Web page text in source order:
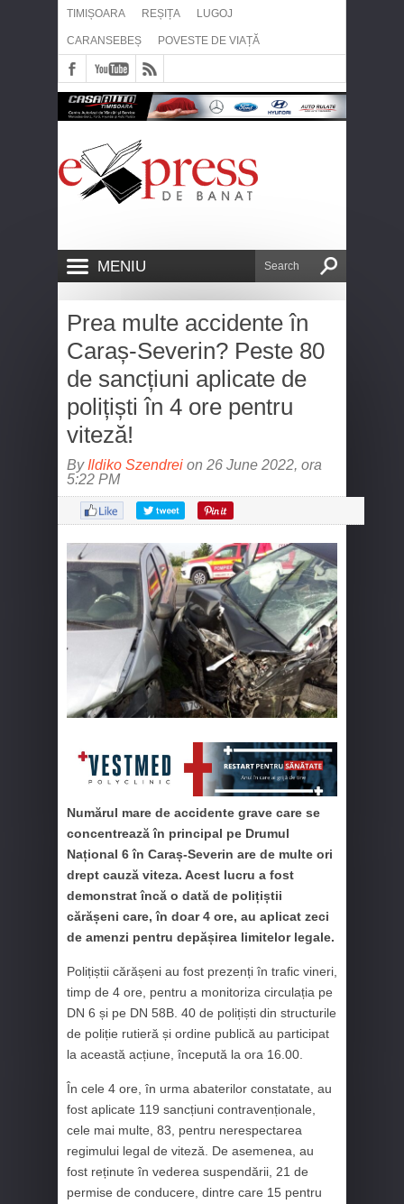
TIMIȘOARA REȘIȚA LUGOJ
CARANSEBEȘ POVESTE DE VIAȚĂ
MENIU
Prea multe accidente în
Caraș-Severin? Peste 80
de sancțiuni aplicate de
polițiști în 4 ore pentru
viteză!
By Ildiko Szendrei on 26 June 2022, ora
5:22 PM
Numărul mare de accidente grave care se
concentrează în principal pe Drumul
Național 6 în Caraș-Severin are de multe ori
drept cauză viteza. Acest lucru a fost
demonstrat încă o dată de polițiștii
cărășeni care, în doar 4 ore, au aplicat zeci
de amenzi pentru depășirea limitelor legale.
Polițiștii cărășeni au fost prezenți în trafic vineri,
timp de 4 ore, pentru a monitoriza circulația pe
DN 6 și pe DN 58B. 40 de polițiști din structurile
de poliție rutieră și ordine publică au participat
la această acțiune, începută la ora 16.00.
În cele 4 ore, în urma abaterilor constatate, au
fost aplicate 119 sancțiuni contravenționale,
cele mai multe, 83, pentru nerespectarea
regimului legal de viteză. De asemenea, au
fost reținute în vederea suspendării, 21 de
permise de conducere, dintre care 15 pentru